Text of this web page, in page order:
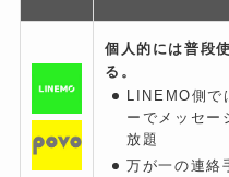
個人的には普段
る。
LINEMO側
ーでメッセー
放題
万が一の連絡